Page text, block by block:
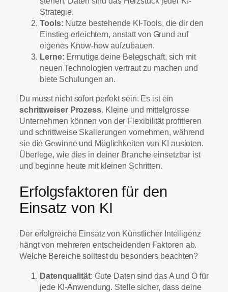
Strategie.
Tools: Nutze bestehende KI-Tools, die dir den
Einstieg erleichtern, anstatt von Grund auf
eigenes Know-how aufzubauen.
Lerne: Ermutige deine Belegschaft, sich mit
neuen Technologien vertraut zu machen und
biete Schulungen an.
Du musst nicht sofort perfekt sein. Es ist ein
schrittweiser Prozess. Kleine und mittelgrosse
Unternehmen können von der Flexibilität profitieren
und schrittweise Skalierungen vornehmen, während
sie die Gewinne und Möglichkeiten von KI ausloten.
Überlege, wie dies in deiner Branche einsetzbar ist
und beginne heute mit kleinen Schritten.
Erfolgsfaktoren für den
Einsatz von KI
Der erfolgreiche Einsatz von Künstlicher Intelligenz
hängt von mehreren entscheidenden Faktoren ab.
Welche Bereiche solltest du besonders beachten?
Datenqualität: Gute Daten sind das A und O für
jede KI-Anwendung. Stelle sicher, dass deine